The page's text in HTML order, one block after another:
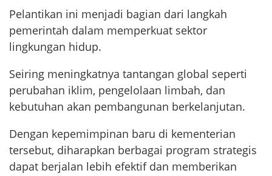
Pelantikan ini menjadi bagian dari langkah
pemerintah dalam memperkuat sektor
lingkungan hidup.
Seiring meningkatnya tantangan global seperti
perubahan iklim, pengelolaan limbah, dan
kebutuhan akan pembangunan berkelanjutan.
Dengan kepemimpinan baru di kementerian
tersebut, diharapkan berbagai program strategis
dapat berjalan lebih efektif dan memberikan